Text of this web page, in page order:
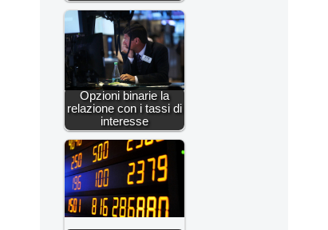
Opzioni binarie la
relazione con i tassi di
interesse